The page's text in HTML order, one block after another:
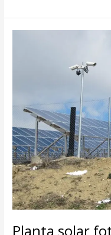
Planta solar